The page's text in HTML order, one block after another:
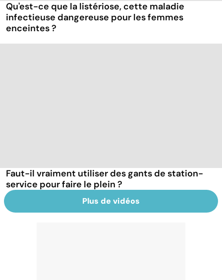
Qu'est-ce que la listériose, cette maladie
infectieuse dangereuse pour les femmes
enceintes ?
Faut-il vraiment utiliser des gants de station-
service pour faire le plein ?
Plus de vidéos